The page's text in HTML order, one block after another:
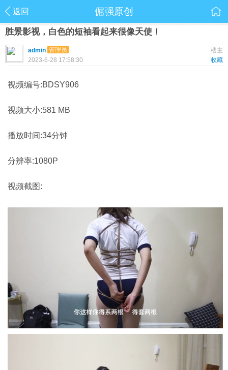
返回 倔强原创
胜景影视，白色的短袖看起来很像天使！
楼主
admin 管理员
收藏
2023-6-28 17:58:30
视频编号:BDSY906
视频大小:581 MB
播放时间:34分钟
分辨率:1080P
视频截图: